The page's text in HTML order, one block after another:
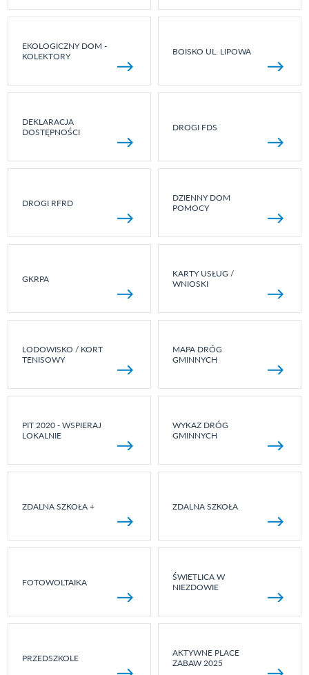
EKOLOGICZNY DOM -
KOLEKTORY
BOISKO UL. LIPOWA
DEKLARACJA
DOSTĘPNOŚCI
DROGI FDS
DROGI RFRD
DZIENNY DOM
POMOCY
GKRPA
KARTY USŁUG /
WNIOSKI
LODOWISKO / KORT
TENISOWY
MAPA DRÓG
GMINNYCH
PIT 2020 - WSPIERAJ
LOKALNIE
WYKAZ DRÓG
GMINNYCH
ZDALNA SZKOŁA + ZDALNA SZKOŁA
FOTOWOLTAIKA
ŚWIETLICA W
NIEZDOWIE
PRZEDSZKOLE
AKTYWNE PLACE
ZABAW 2025